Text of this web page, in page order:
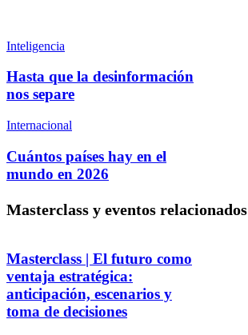
Inteligencia
Hasta que la desinformación
nos separe
Internacional
Cuántos países hay en el
mundo en 2026
Masterclass y eventos relacionados
Masterclass | El futuro como
ventaja estratégica:
anticipación, escenarios y
toma de decisiones